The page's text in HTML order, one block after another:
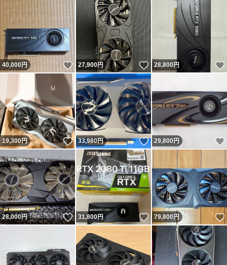
40,000円 いいね！
27,900円 いいね！
28,800円
19,300円 いいね！
33,980円 いいね！
29,800円
28,000円 いいね！
31,800円 いいね！
79,800円